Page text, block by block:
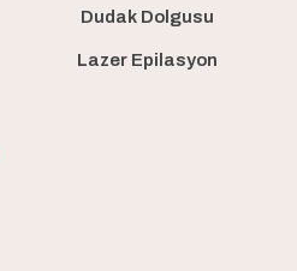
Dudak Dolgusu
Lazer Epilasyon